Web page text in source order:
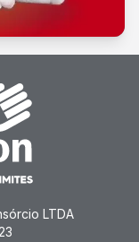
LTDA